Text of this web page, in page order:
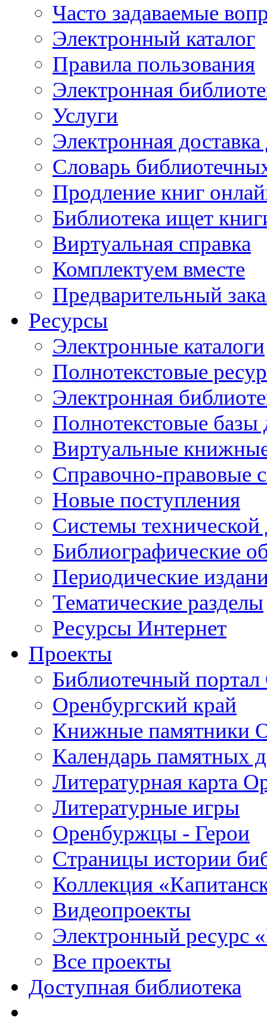
Часто задаваемые
Электронный каталог
Правила пользования
Электронная
Услуги
Электронная
Словарь
Продление книг
Библиотека ищет
Виртуальная справка
Комплектуем вместе
Предварительный
Ресурсы
Электронные каталоги
Полнотекстовые
Электронная
Полнотекстовые
Виртуальные
Справочно-правовые
Новые поступления
Cистемы
Библиографические
Периодические
Тематические разделы
Ресурсы Интернет
Проекты
Библиотечный портал
Оренбургский край
Книжные памятники
Календарь памятных
Литературная карта
Литературные игры
Оренбуржцы - Герои
Страницы истории
Коллекция
Видеопроекты
Электронный ресурс
Все проекты
Доступная библиотека